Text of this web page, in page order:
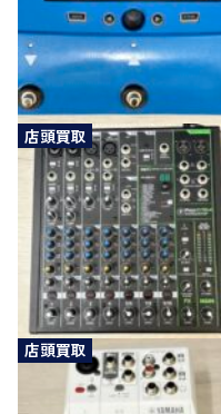
店頭買取
店頭買取